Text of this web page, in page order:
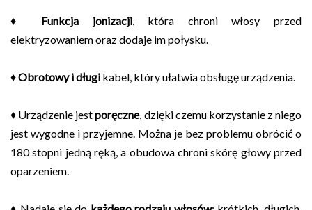
♦ Funkcja jonizacji, która chroni włosy przed
elektryzowaniem oraz dodaje im połysku.
♦Obrotowy i długi kabel, który ułatwia obsługę urządzenia.
♦ Urządzenie jestporęczne, dzięki czemu korzystanie z niego
jest wygodne i przyjemne. Można je bez problemu obrócić o
180 stopni jedną ręką, a obudowa chroni skórę głowy przed
oparzeniem.